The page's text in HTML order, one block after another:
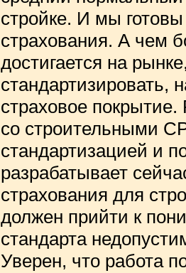
стройке. И мы
страхования. А чем
достигается на
стандартизировать,
страховое
со строительными
стандартизацией и
разрабатывает
страхования для
должен прийти к
стандарта
Уверен, что работа